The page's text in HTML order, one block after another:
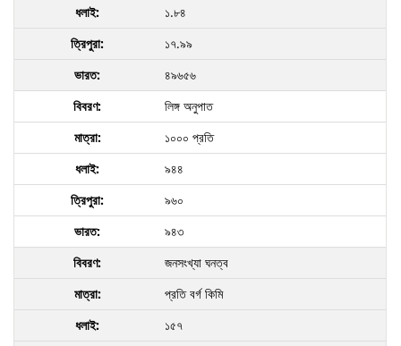
১.৮৪
১৭.৯৯
৪৯৬৫৬
লিঙ্গ অনুপাত
১০০০ প্রতি
৯৪৪
৯৬০
৯৪৩
জনসংখ্যা ঘনত্ব
প্রতি বর্গ কিমি
১৫৭